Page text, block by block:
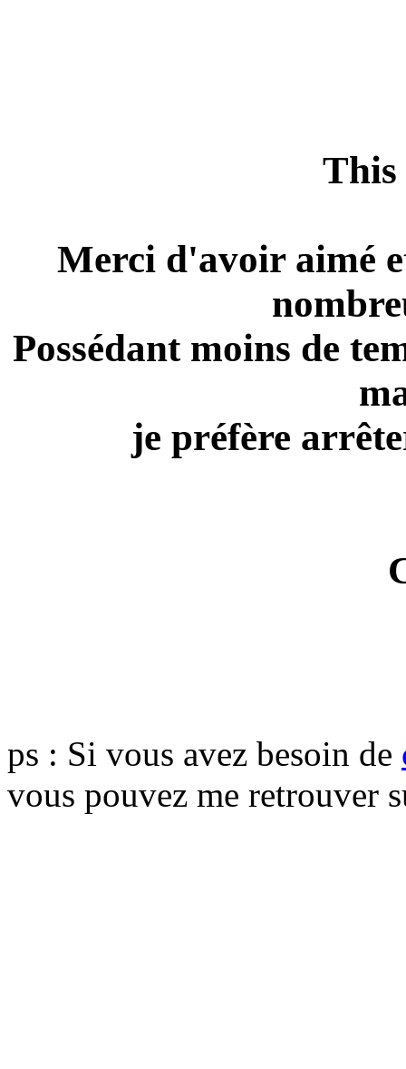
This
Merci d'avoir aimé
Possédant moins de
je préfère
ps : Si vous avez besoin de
vous pouvez me retrouver